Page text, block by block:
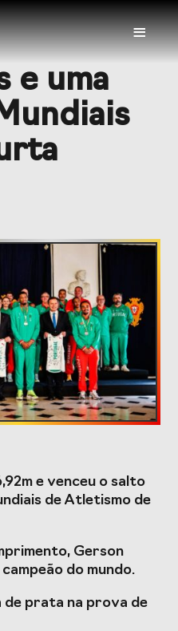
≡
Órgãos Sociais
Seguros
Desportivos
Estudo
caracterizador do
impacto da
COVID-19
e uma
e venceu o salto
de Atletismo de
Gerson
do mundo.
de prata na prova de